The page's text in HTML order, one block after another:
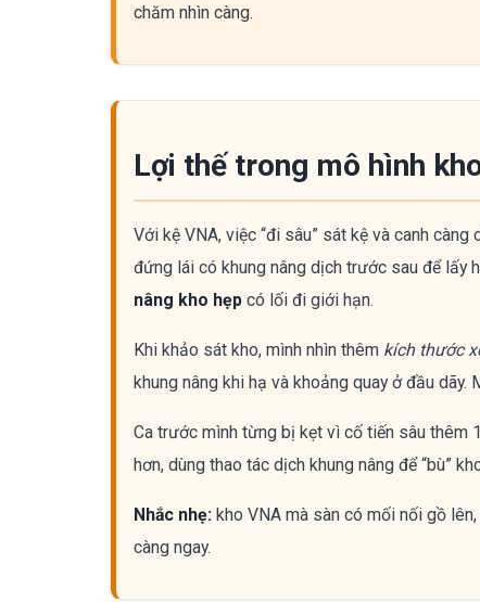
chăm nhìn càng.
Lợi thế trong mô hình
Với kệ VNA, việc “đi sâu” sát kệ và canh càng
đứng lái có khung nâng dịch trước sau để lấy
nâng kho hẹp có lối đi giới hạn.
Khi khảo sát kho, mình nhìn thêm kích thước
khung nâng khi hạ và khoảng quay ở đầu dãy.
Ca trước mình từng bị kẹt vì cố tiến sâu thêm
hơn, dùng thao tác dịch khung nâng để “bù”
Nhắc nhẹ: kho VNA mà sàn có mối nối gồ
càng ngay.